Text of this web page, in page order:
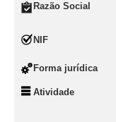
Razão Social
NIF
Forma jurídica
Atividade